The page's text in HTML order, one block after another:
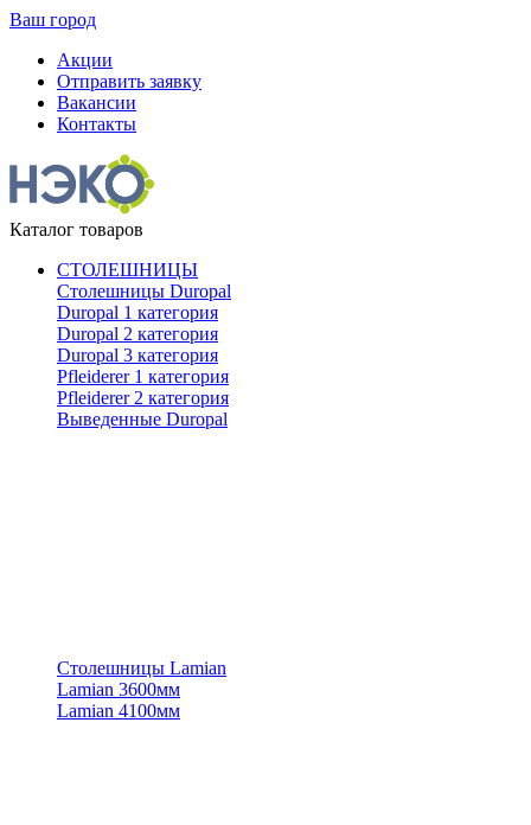
Ваш город
Акции
Отправить заявку
Вакансии
Контакты
Каталог товаров
СТОЛЕШНИЦЫ
Столешницы Duropal
Duropal 1 категория
Duropal 2 категория
Duropal 3 категория
Pfleiderer 1 категория
Pfleiderer 2 категория
Выведенные Duropal
Столешницы Lamian
Lamian 3600мм
Lamian 4100мм